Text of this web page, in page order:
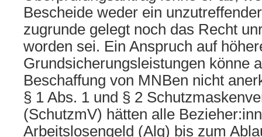
Bescheide weder ein
zugrunde gelegt noch das Recht
worden sei. Ein Anspruch auf
Grundsicherungsleistungen könne
Beschaffung von MNBen nicht
§ 1 Abs. 1 und § 2
(SchutzmV) hätten alle
Arbeitslosengeld (Alg) bis zum